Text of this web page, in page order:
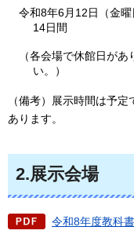
令和8年6月12日（金
14日間
（各会場で休館日が
い。）
（備考）展示時間は予
あります。
2.展示会場
令和8年度教科